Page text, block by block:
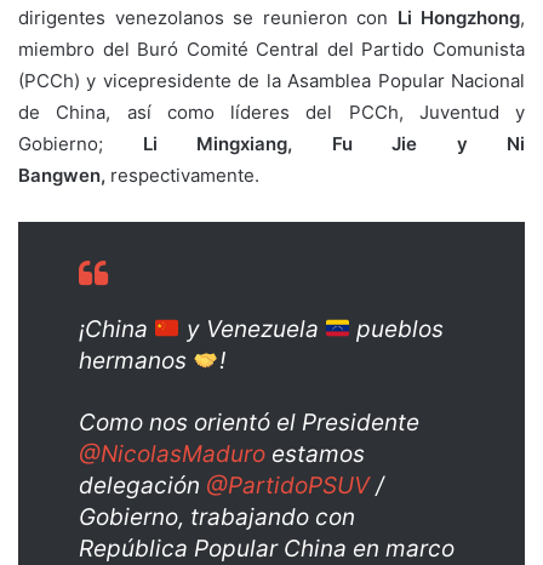
dirigentes venezolanos se reunieron con Li Hongzhong,
miembro del Buró Comité Central del Partido Comunista
(PCCh) y vicepresidente de la Asamblea Popular Nacional
de China, así como líderes del PCCh, Juventud y
Gobierno; Li Mingxiang, Fu Jie y Ni
Bangwen, respectivamente.
¡China y Venezuela
pueblos
hermanos
!
Como nos orientó el Presidente
@NicolasMaduro estamos
delegación @PartidoPSUV/
Gobierno, trabajando con
República Popular China en marco